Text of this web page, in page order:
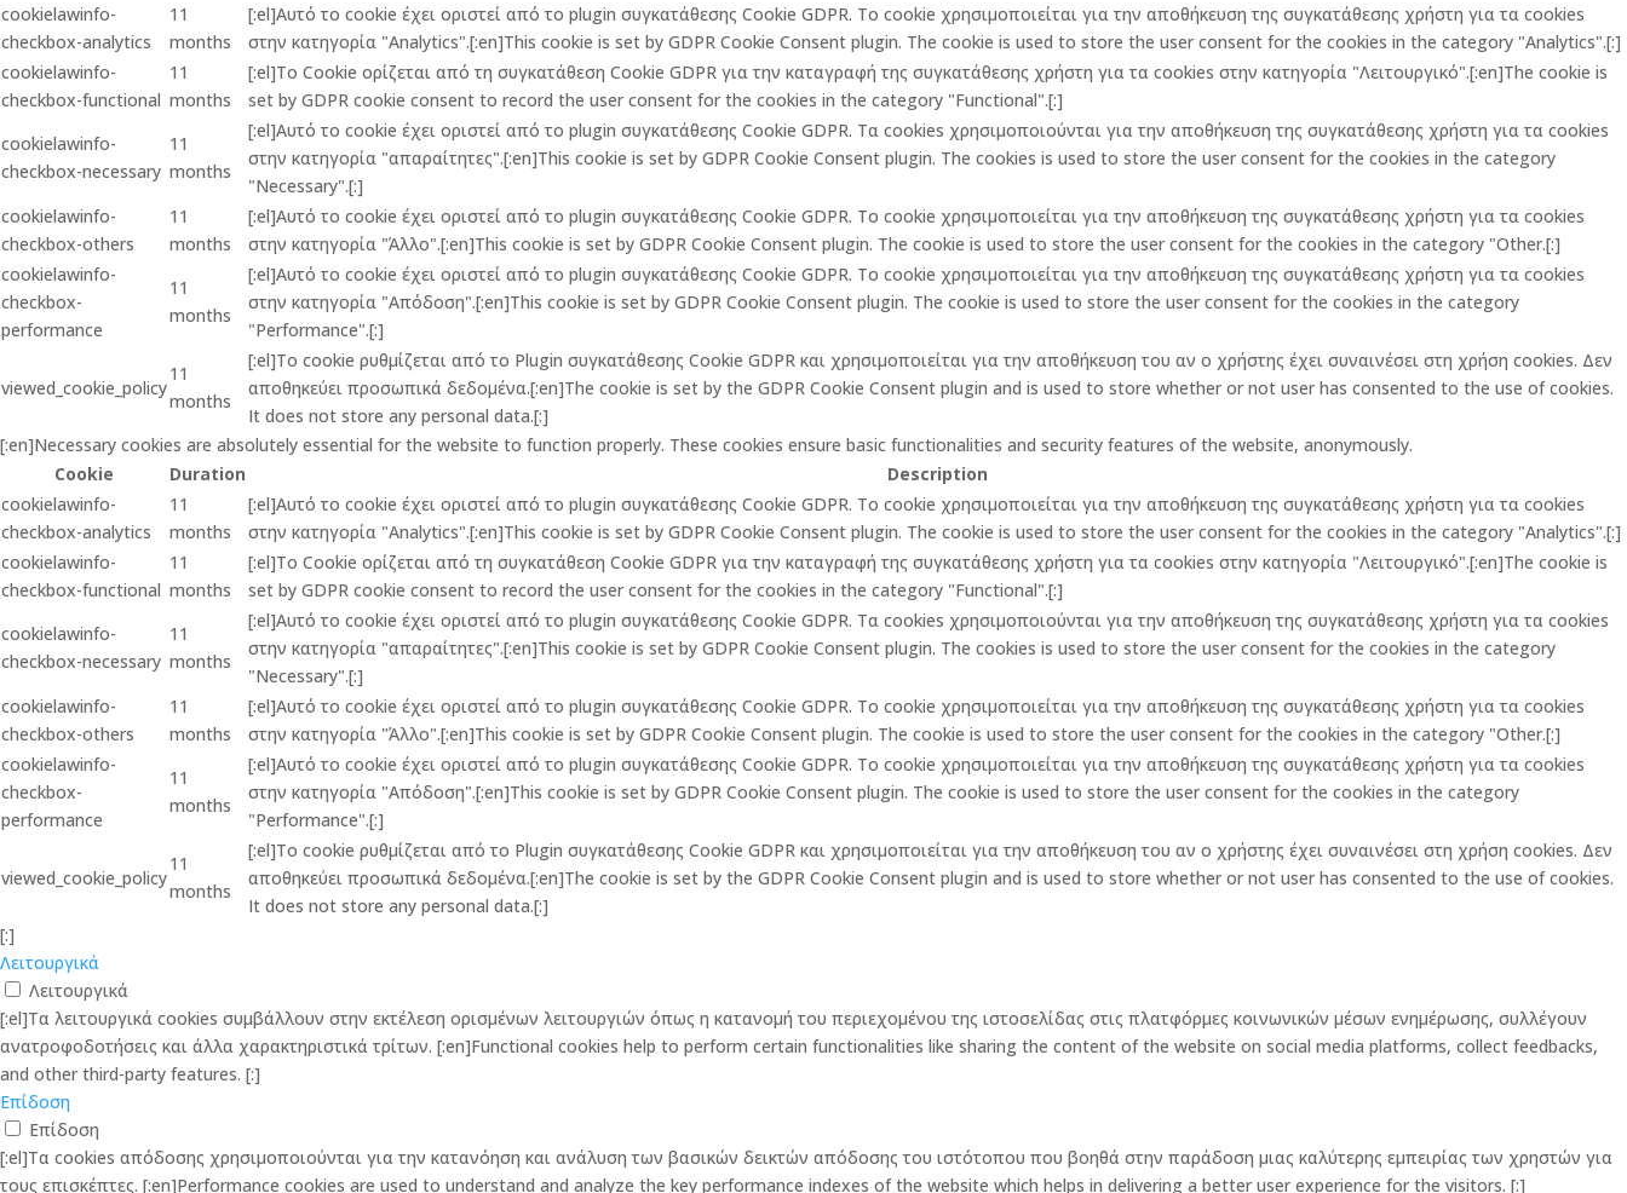
cookielawinfo-
checkbox-analytics
11
months
[:el]Αυτό το cookie έχει οριστεί από το plugin συγκατάθεσης Cookie GDPR. Το cookie χρησιμοποιείται για την αποθήκευση της συγκατάθεσης χρήστη για τα cookies
στην κατηγορία "Analytics".[:en]This cookie is set by GDPR Cookie Consent plugin. The cookie is used to store the user consent for the cookies in the category "Analytics".[:]
cookielawinfo-
checkbox-functional
11
months
[:el]Το Cookie ορίζεται από τη συγκατάθεση Cookie GDPR για την καταγραφή της συγκατάθεσης χρήστη για τα cookies στην κατηγορία "Λειτουργικό".[:en]The cookie is
set by GDPR cookie consent to record the user consent for the cookies in the category "Functional".[:]
cookielawinfo-
checkbox-necessary
11
months
[:el]Αυτό το cookie έχει οριστεί από το plugin συγκατάθεσης Cookie GDPR. Τα cookies χρησιμοποιούνται για την αποθήκευση της συγκατάθεσης χρήστη για τα cookies
στην κατηγορία "απαραίτητες".[:en]This cookie is set by GDPR Cookie Consent plugin. The cookies is used to store the user consent for the cookies in the category
"Necessary".[:]
cookielawinfo-
checkbox-others
11
months
[:el]Αυτό το cookie έχει οριστεί από το plugin συγκατάθεσης Cookie GDPR. Το cookie χρησιμοποιείται για την αποθήκευση της συγκατάθεσης χρήστη για τα cookies
στην κατηγορία "Άλλο".[:en]This cookie is set by GDPR Cookie Consent plugin. The cookie is used to store the user consent for the cookies in the category "Other.[:]
cookielawinfo-
checkbox-
performance
11
months
[:el]Αυτό το cookie έχει οριστεί από το plugin συγκατάθεσης Cookie GDPR. Το cookie χρησιμοποιείται για την αποθήκευση της συγκατάθεσης χρήστη για τα cookies
στην κατηγορία "Απόδοση".[:en]This cookie is set by GDPR Cookie Consent plugin. The cookie is used to store the user consent for the cookies in the category
"Performance".[:]
viewed_cookie_policy
11
months
[:el]Το cookie ρυθμίζεται από το Plugin συγκατάθεσης Cookie GDPR και χρησιμοποιείται για την αποθήκευση του αν ο χρήστης έχει συναινέσει στη χρήση cookies. Δεν
αποθηκεύει προσωπικά δεδομένα.[:en]The cookie is set by the GDPR Cookie Consent plugin and is used to store whether or not user has consented to the use of cookies.
It does not store any personal data.[:]
[:en]Necessary cookies are absolutely essential for the website to function properly. These cookies ensure basic functionalities and security features of the website, anonymously.
Cookie
Duration
Description
cookielawinfo-
checkbox-analytics
11
months
[:el]Αυτό το cookie έχει οριστεί από το plugin συγκατάθεσης Cookie GDPR. Το cookie χρησιμοποιείται για την αποθήκευση της συγκατάθεσης χρήστη για τα cookies
στην κατηγορία "Analytics".[:en]This cookie is set by GDPR Cookie Consent plugin. The cookie is used to store the user consent for the cookies in the category "Analytics".[:]
cookielawinfo-
checkbox-functional
11
months
[:el]Το Cookie ορίζεται από τη συγκατάθεση Cookie GDPR για την καταγραφή της συγκατάθεσης χρήστη για τα cookies στην κατηγορία "Λειτουργικό".[:en]The cookie is
set by GDPR cookie consent to record the user consent for the cookies in the category "Functional".[:]
cookielawinfo-
checkbox-necessary
11
months
[:el]Αυτό το cookie έχει οριστεί από το plugin συγκατάθεσης Cookie GDPR. Τα cookies χρησιμοποιούνται για την αποθήκευση της συγκατάθεσης χρήστη για τα cookies
στην κατηγορία "απαραίτητες".[:en]This cookie is set by GDPR Cookie Consent plugin. The cookies is used to store the user consent for the cookies in the category
"Necessary".[:]
cookielawinfo-
checkbox-others
11
months
[:el]Αυτό το cookie έχει οριστεί από το plugin συγκατάθεσης Cookie GDPR. Το cookie χρησιμοποιείται για την αποθήκευση της συγκατάθεσης χρήστη για τα cookies
στην κατηγορία "Άλλο".[:en]This cookie is set by GDPR Cookie Consent plugin. The cookie is used to store the user consent for the cookies in the category "Other.[:]
cookielawinfo-
checkbox-
performance
11
months
[:el]Αυτό το cookie έχει οριστεί από το plugin συγκατάθεσης Cookie GDPR. Το cookie χρησιμοποιείται για την αποθήκευση της συγκατάθεσης χρήστη για τα cookies
στην κατηγορία "Απόδοση".[:en]This cookie is set by GDPR Cookie Consent plugin. The cookie is used to store the user consent for the cookies in the category
"Performance".[:]
viewed_cookie_policy
11
months
[:el]Το cookie ρυθμίζεται από το Plugin συγκατάθεσης Cookie GDPR και χρησιμοποιείται για την αποθήκευση του αν ο χρήστης έχει συναινέσει στη χρήση cookies. Δεν
αποθηκεύει προσωπικά δεδομένα.[:en]The cookie is set by the GDPR Cookie Consent plugin and is used to store whether or not user has consented to the use of cookies.
It does not store any personal data.[:]
[:]
Λειτουργικά
Λειτουργικά
[:el]Τα λειτουργικά cookies συμβάλλουν στην εκτέλεση ορισμένων λειτουργιών όπως η κατανομή του περιεχομένου της ιστοσελίδας στις πλατφόρμες κοινωνικών μέσων ενημέρωσης, συλλέγουν
ανατροφοδοτήσεις και άλλα χαρακτηριστικά τρίτων. [:en]Functional cookies help to perform certain functionalities like sharing the content of the website on social media platforms, collect feedbacks,
and other third-party features. [:]
Επίδοση
Επίδοση
[:el]Τα cookies απόδοσης χρησιμοποιούνται για την κατανόηση και ανάλυση των βασικών δεικτών απόδοσης του ιστότοπου που βοηθά στην παράδοση μιας καλύτερης εμπειρίας των χρηστών για
τους επισκέπτες. [:en]Performance cookies are used to understand and analyze the key performance indexes of the website which helps in delivering a better user experience for the visitors. [:]